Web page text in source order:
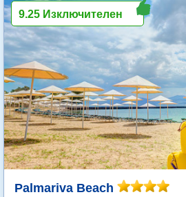
Palmariva Beach
9.25 Изключителен